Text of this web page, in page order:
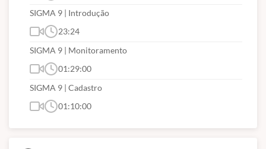
SIGMA 9 | Introdução
23:24
SIGMA 9 | Monitoramento
01:29:00
SIGMA 9 | Cadastro
01:10:00